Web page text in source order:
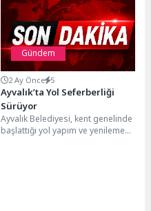
Gündem
2 Ay Önce 5
Ayvalık’ta Yol Seferberliği
Sürüyor
Ayvalık Belediyesi, kent genelinde
başlattığı yol yapım ve yenileme